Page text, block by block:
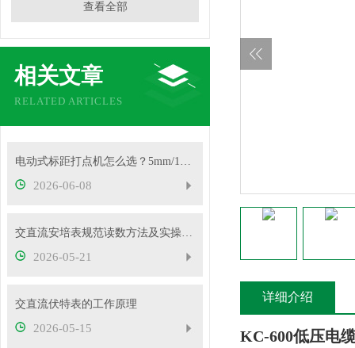
查看全部
相关文章
RELATED ARTICLES
电动式标距打点机怎么选？5mm/10mm 标距怎么挑？
2026-06-08
交直流安培表规范读数方法及实操要点
2026-05-21
交直流伏特表的工作原理
2026-05-15
详细介绍
KC-600低压电